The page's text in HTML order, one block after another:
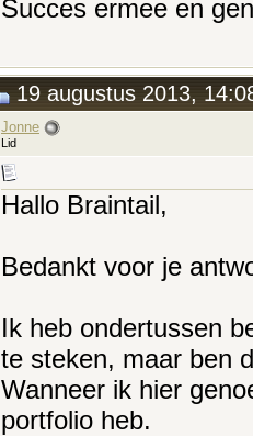
Succes ermee en
19 augustus 2013,
Jonne
Lid
Hallo Braintail,
Bedankt voor je
Ik heb ondertussen
te steken, maar ben
Wanneer ik hier
portfolio heb.